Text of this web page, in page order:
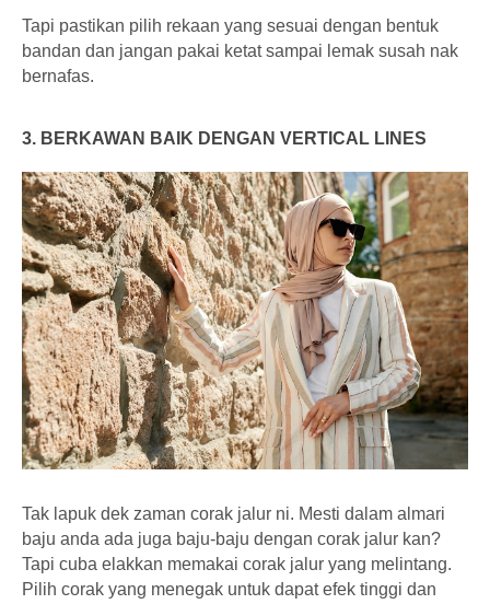
Tapi pastikan pilih rekaan yang sesuai dengan bentuk
bandan dan jangan pakai ketat sampai lemak susah nak
bernafas.
3. BERKAWAN BAIK DENGAN VERTICAL LINES
Tak lapuk dek zaman corak jalur ni. Mesti dalam almari
baju anda ada juga baju-baju dengan corak jalur kan?
Tapi cuba elakkan memakai corak jalur yang melintang.
Pilih corak yang menegak untuk dapat efek tinggi dan